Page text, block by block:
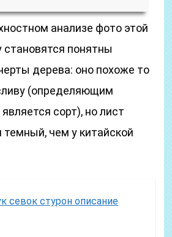
анализе фото этой
становятся понятны
дерева: оно похоже то
(определяющим
сорт), но лист
темный, чем у китайской
севок стурон описание